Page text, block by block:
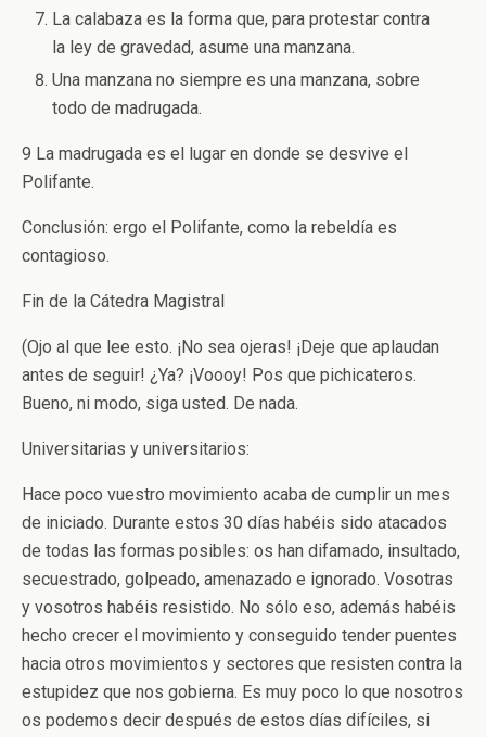
La calabaza es la forma que, para protestar contra
la ley de gravedad, asume una manzana.
Una manzana no siempre es una manzana, sobre
todo de madrugada.
9 La madrugada es el lugar en donde se desvive el
Polifante.
Conclusión: ergo el Polifante, como la rebeldía es
contagioso.
Fin de la Cátedra Magistral
(Ojo al que lee esto. ¡No sea ojeras! ¡Deje que aplaudan
antes de seguir! ¿Ya? ¡Voooy! Pos que pichicateros.
Bueno, ni modo, siga usted. De nada.
Universitarias y universitarios:
Hace poco vuestro movimiento acaba de cumplir un mes
de iniciado. Durante estos 30 días habéis sido atacados
de todas las formas posibles: os han difamado, insultado,
secuestrado, golpeado, amenazado e ignorado. Vosotras
y vosotros habéis resistido. No sólo eso, además habéis
hecho crecer el movimiento y conseguido tender puentes
hacia otros movimientos y sectores que resisten contra la
estupidez que nos gobierna. Es muy poco lo que nosotros
os podemos decir después de estos días difíciles, si